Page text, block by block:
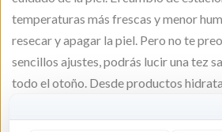
temperaturas más frescas y menor
resecar y apagar la piel. Pero no te
sencillos ajustes, podrás lucir una tez
todo el otoño. Desde productos
trucos imprescindibles para nutrir tu